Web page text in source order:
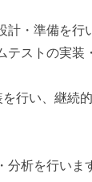
・準備を行
テストの実装
行い、継続
析を行いま